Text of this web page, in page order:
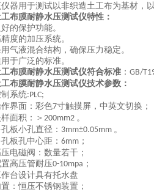
器用于测试以非织造土工布为基材，
布膜耐静水压测试仪特性：
好的保护功能。
度的加压系统。
气液混合结构，确保压力稳定。
于广泛的标准。
布膜耐静水压测试仪符合标准 ： GB/
布膜耐静水压测试仪技术参数：
系统:PLC;
界面：彩色7寸触摸屏，中英文切换；
面积：＞ 200mm2 。
板小孔直径： 3mm±0.05mm 。
板孔中心距： 6mm ；
压电磁阀：数量若干；
置高压管耐压0-10mpa ；
台设计具有托水盘
置：恒压不锈钢装置；